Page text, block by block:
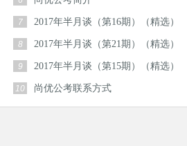
7 2017年半月谈（第16期）（精选）
8 2017年半月谈（第21期）（精选）
9 2017年半月谈（第15期）（精选）
10 尚优公考联系方式